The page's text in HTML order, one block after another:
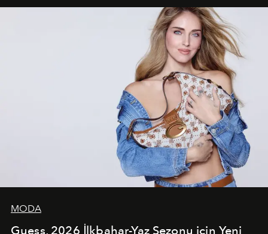
unsurlarından biri olarak öne çıkıyor.
MODA
Guess, 2026 İlkbahar-Yaz Sezonu için Yeni